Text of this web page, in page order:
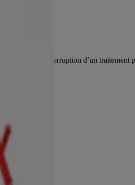
suivant l’interruption d’un traitement